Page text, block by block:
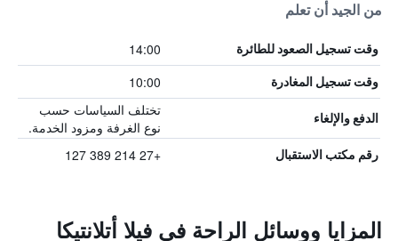
من الجيد أن تعلم
وقت تسجيل الصعود للطائرة 14:00
وقت تسجيل المغادرة 10:00
الدفع والإلغاء
تختلف السياسات حسب
نوع الغرفة ومزود الخدمة.
رقم مكتب الاستقبال +27 214 389 127
المزايا ووسائل الراحة في فيلا أتلانتيكا